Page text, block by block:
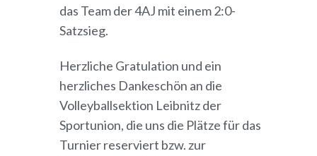
das Team der 4AJ mit einem 2:0-
Satzsieg.
Herzliche Gratulation und ein
herzliches Dankeschön an die
Volleyballsektion Leibnitz der
Sportunion, die uns die Plätze für das
Turnier reserviert bzw. zur